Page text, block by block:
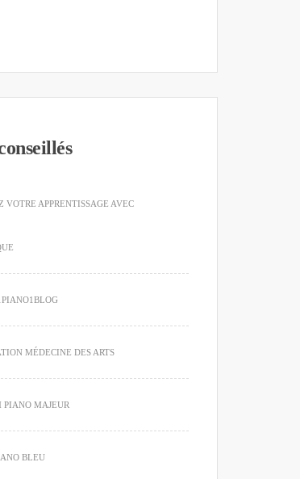
VOTRE APPRENTISSAGE AVEC
MÉDECINE DES ARTS
PIANO MAJEUR
BLEU